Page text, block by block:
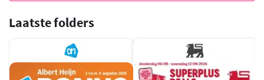
Laatste folders